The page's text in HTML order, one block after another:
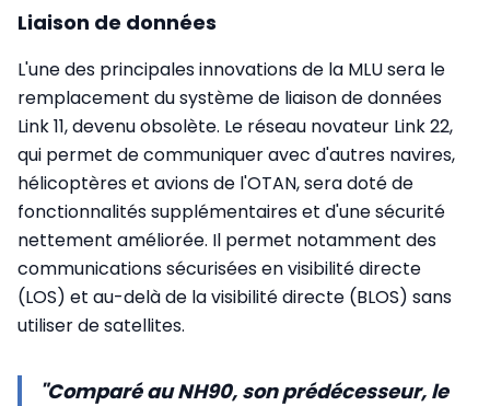
Liaison de données
L'une des principales innovations de la MLU sera le
remplacement du système de liaison de données
Link 11, devenu obsolète. Le réseau novateur Link 22,
qui permet de communiquer avec d'autres navires,
hélicoptères et avions de l'OTAN, sera doté de
fonctionnalités supplémentaires et d'une sécurité
nettement améliorée. Il permet notamment des
communications sécurisées en visibilité directe
(LOS) et au-delà de la visibilité directe (BLOS) sans
utiliser de satellites.
"Comparé au NH90, son prédécesseur, le